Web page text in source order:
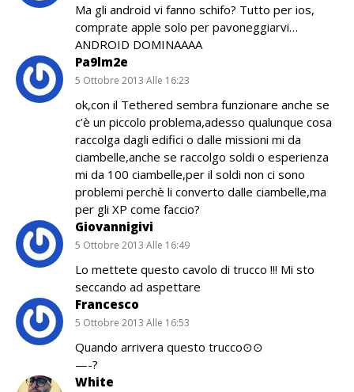
Ma gli android vi fanno schifo? Tutto per ios,
comprate apple solo per pavoneggiarvi…
ANDROID DOMINAAAA
Pa9lm2e
5 Ottobre 2013 Alle 16:23
ok,con il Tethered sembra funzionare anche se
c’è un piccolo problema,adesso qualunque cosa
raccolga dagli edifici o dalle missioni mi da
ciambelle,anche se raccolgo soldi o esperienza
mi da 100 ciambelle,per il soldi non ci sono
problemi perchè li converto dalle ciambelle,ma
per gli XP come faccio?
Giovannigivi
5 Ottobre 2013 Alle 16:49
Lo mettete questo cavolo di trucco !!! Mi sto
seccando ad aspettare
Francesco
5 Ottobre 2013 Alle 16:53
Quando arrivera questo trucco⊙⊙
—-?
White